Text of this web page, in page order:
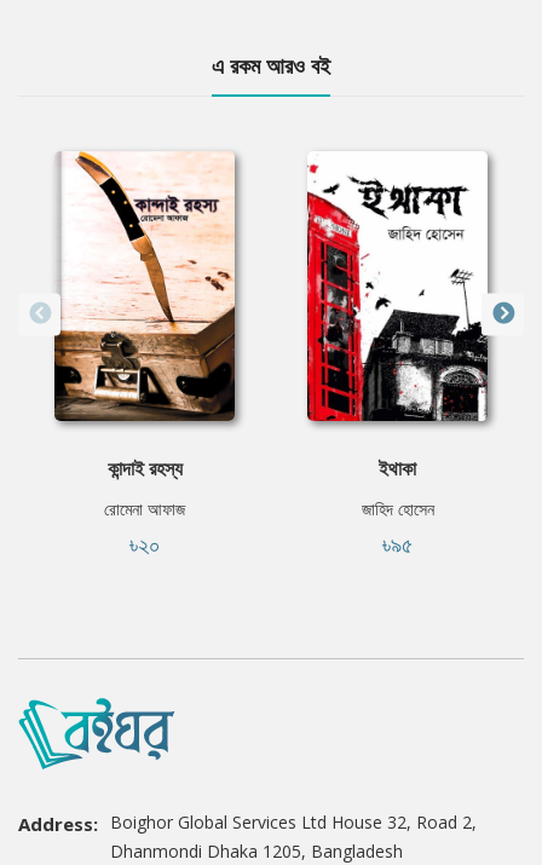
এ রকম আরও বই
কান্দাই রহস্য
রোমেনা আফাজ
৳২০
ইথাকা
জাহিদ হোসেন
৳৯৫
Address: Boighor Global Services Ltd House 32, Road 2,
Dhanmondi Dhaka 1205, Bangladesh